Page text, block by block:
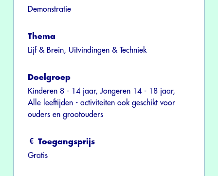
Demonstratie
Thema
Lijf & Brein, Uitvindingen & Techniek
Doelgroep
Kinderen 8 - 14 jaar, Jongeren 14 - 18 jaar,
Alle leeftijden - activiteiten ook geschikt voor
ouders en grootouders
Toegangsprijs
Gratis